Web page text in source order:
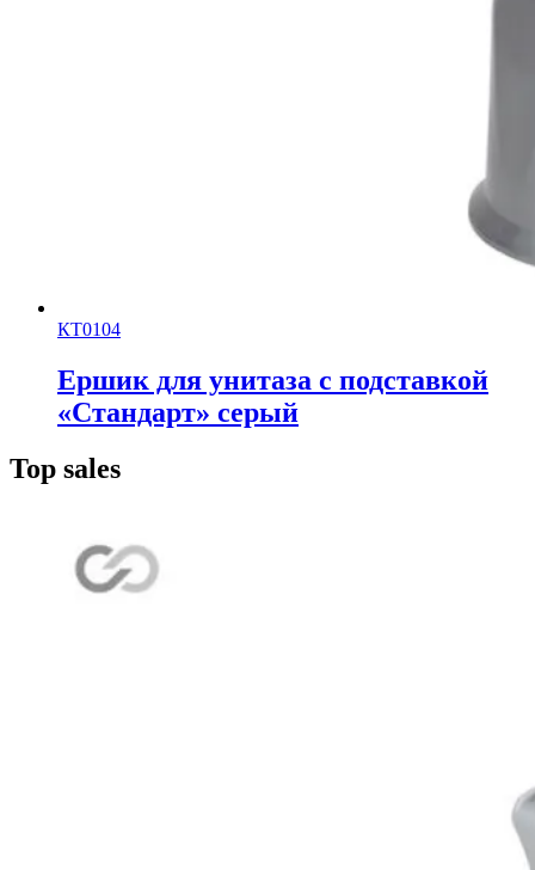
КТ0104
Ершик для унитаза с подставкой
«Стандарт» серый
Top sales